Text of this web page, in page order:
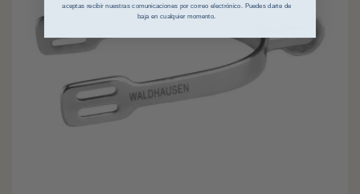
aceptas recibir nuestras comunicaciones por correo electrónico. Puedes darte de
baja en cualquier momento.